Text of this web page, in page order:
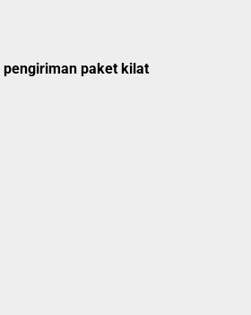
pengiriman paket kilat